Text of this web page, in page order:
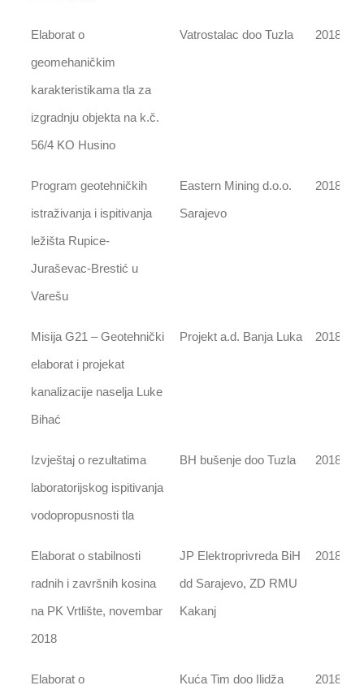
Elaborat o
geomehaničkim
karakteristikama tla za
izgradnju objekta na k.č.
56/4 KO Husino
Vatrostalac doo Tuzla 2018
Program geotehničkih
istraživanja i ispitivanja
ležišta Rupice-
Juraševac-Brestić u
Varešu
Eastern Mining d.o.o.
Sarajevo
2018
Misija G21 – Geotehnički
elaborat i projekat
kanalizacije naselja Luke
Bihać
Projekt a.d. Banja Luka 2018
Izvještaj o rezultatima
laboratorijskog ispitivanja
vodopropusnosti tla
BH bušenje doo Tuzla 2018
Elaborat o stabilnosti
radnih i završnih kosina
na PK Vrtlište, novembar
2018
JP Elektroprivreda BiH
dd Sarajevo, ZD RMU
Kakanj
2018
Elaborat o
Kuća Tim doo Ilidža 2018